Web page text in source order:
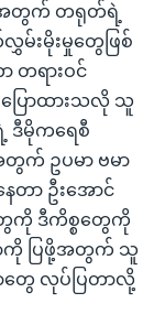
အတွက် တရုတ်ရဲ့
မ်းမိုးမှုတွေဖြစ်
ရားဝင်
ပြောထားသလို သူ
မိုကရေစီ
က် ဥပမာ ဗမာ
တာ ဦးအောင်
ဒီကိစ္စတွေကို
ကို ပြဖို့အတွက် သူ
တွေ လုပ်ပြတာလို့